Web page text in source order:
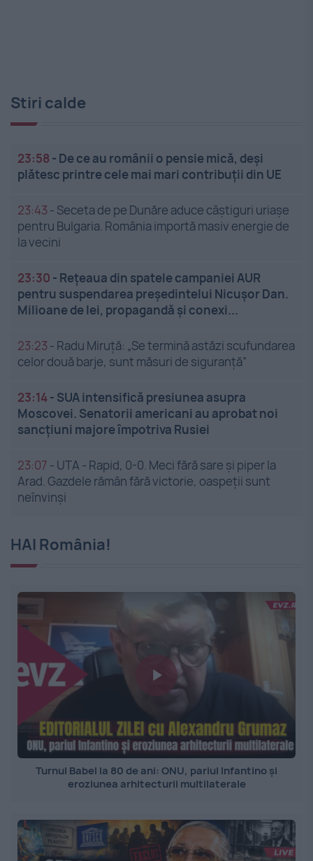
Stiri calde
23:58 - De ce au românii o pensie mică, deși
plătesc printre cele mai mari contribuții din UE
23:43 - Seceta de pe Dunăre aduce câștiguri uriașe
pentru Bulgaria. România importă masiv energie de
la vecini
23:30 - Rețeaua din spatele campaniei AUR
pentru suspendarea președintelui Nicușor Dan.
Milioane de lei, propagandă și conexi...
23:23 - Radu Miruță: „Se termină astăzi scufundarea
celor două barje, sunt măsuri de siguranţă”
23:14- SUA intensifică presiunea asupra
Moscovei. Senatorii americani au aprobat noi
sancțiuni majore împotriva Rusiei
23:07 - UTA - Rapid, 0-0. Meci fără sare și piper la
Arad. Gazdele rămân fără victorie, oaspeții sunt
neînvinși
HAI România!
Turnul Babel la 80 de ani: ONU, pariul Infantino și
eroziunea arhitecturii multilaterale